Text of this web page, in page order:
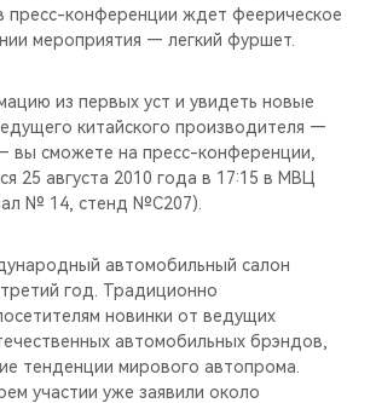
пресс-конференции ждет феерическое
мероприятия — легкий фуршет.
из первых уст и увидеть новые
китайского производителя —
вы сможете на пресс-конференции,
25 августа 2010 года в 17:15 в МВЦ
№ 14, стенд №С207).
автомобильный салон
год. Традиционно
новинки от ведущих
автомобильных брэндов,
тенденции мирового автопрома.
участии уже заявили около